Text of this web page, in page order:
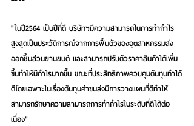
"ในปี2564 เป็นปีที่ดี บริษัทฯมีความสามารถในการทำกำไร
สูงสุดเป็นประวัติการณ์จากการฟื้นตัวของอุตสาหกรรมส่ง
ออกชิ้นส่วนยานยนต์ และสามารถปรับตัวราคาสินค้าได้เพิ่ม
ขึ้นทำให้มีกำไรมากขึ้น ขณะที่ประสิทธิภาพควบคุมต้นทุนทำได้
ดีโดยเฉพาะในเรื่องต้นทุนค่าขนส่งมีการวางแผนที่ดีทำให้
สามารถรักษาความสามารถการทำกำไรในระดับที่ดีได้ต่อ
เนื่อง"